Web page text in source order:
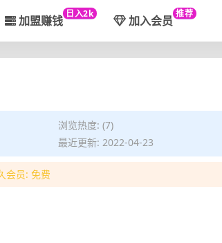
加盟赚钱 日入2k 加入会员 推荐
浏览热度: (7)
最近更新: 2022-04-23
会员: 免费